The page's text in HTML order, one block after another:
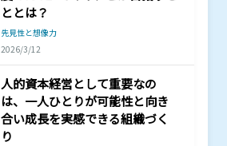
ととは？
先見性と想像力
2026/3/12
人的資本経営として重要なの
は、一人ひとりが可能性と向き
合い成長を実感できる組織づく
り